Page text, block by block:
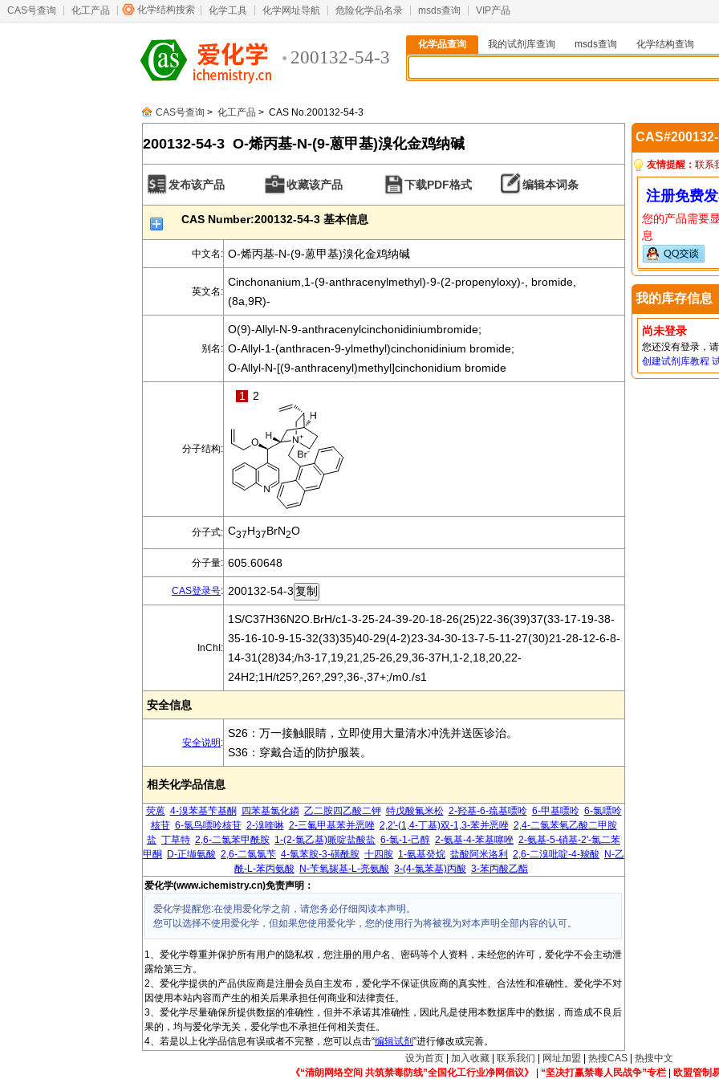
CAS号查询 化工产品 化学结构搜索 化学工具 化学网址导航 危险化学品名录 msds查询 VIP产品
200132-54-3
化学品查询 我的试剂库查询 msds查询
化学结构查询
CAS号查询 > 化工产品 > CAS No.200132-54-3
200132-54-3 O-烯丙基-N-(9-蒽甲基)溴化金鸡纳碱
发布该产品 收藏该产品 下载PDF格式 编辑本词条
CAS Number:200132-54-3 基本信息
中文名: O-烯丙基-N-(9-蒽甲基)溴化金鸡纳碱
英文名:
Cinchonanium,1-(9-anthracenylmethyl)-9-(2-propenyloxy)-, bromide,
(8a,9R)-
别名:
O(9)-Allyl-N-9-anthracenylcinchonidiniumbromide;
O-Allyl-1-(anthracen-9-ylmethyl)cinchonidinium bromide;
O-Allyl-N-[(9-anthracenyl)methyl]cinchonidium bromide
分子结构:
1 2
分子式: C37H37BrN2O
分子量: 605.60648
CAS登录号: 200132-54-3
InChI:
1S/C37H36N2O.BrH/c1-3-25-24-39-20-18-26(25)22-36(39)37(33-17-19-38-
35-16-10-9-15-32(33)35)40-29(4-2)23-34-30-13-7-5-11-27(30)21-28-12-6-8-
14-31(28)34;/h3-17,19,21,25-26,29,36-37H,1-2,18,20,22-
24H2;1H/t25?,26?,29?,36-,37+;/m0./s1
安全信息
安全说明 :
S26：万一接触眼睛，立即使用大量清水冲洗并送医诊治。
S36：穿戴合适的防护服装。
相关化学品信息
荧蒽 4-溴苯基苄基酮 四苯基氯化鏻 乙二胺四乙酸二钾 特戊酸氟米松 2-羟基-6-巯基嘌呤 6-甲基嘌呤 6-氯嘌呤
核苷 6-氯鸟嘌呤核苷 2-溴喹啉 2-三氟甲基苯并恶唑 2,2'-(1,4-丁基)双-1,3-苯并恶唑 2,4-二氯苯氧乙酸二甲胺
盐 丁草特 2,6-二氯苯甲酰胺 1-(2-氯乙基)哌啶盐酸盐 6-氯-1-己醇 2-氨基-4-苯基噻唑 2-氨基-5-硝基-2'-氯二苯
甲酮
D-正缬氨酸 2,6-二氯氯苄 4-氯苯胺-3-磺酰胺 十四胺 1-氨基癸烷 盐酸阿米洛利 2,6-二溴吡啶-4-羧酸
N-乙
酰-L-苯丙氨酸
N-苄氧羰基-L-亮氨酸 3-(4-氯苯基)丙酸 3-苯丙酸乙酯
爱化学(www.ichemistry.cn)免责声明：
爱化学提醒您:在使用爱化学之前，请您务必仔细阅读本声明。
您可以选择不使用爱化学，但如果您使用爱化学，您的使用行为将被视为对本声明全部内容的认可。
1、爱化学尊重并保护所有用户的隐私权，您注册的用户名、密码等个人资料，未经您的许可，爱化学不会主动泄
露给第三方。
2、爱化学提供的产品供应商是注册会员自主发布，爱化学不保证供应商的真实性、合法性和准确性。爱化学不对
因使用本站内容而产生的相关后果承担任何商业和法律责任。
3、爱化学尽量确保所提供数据的准确性，但并不承诺其准确性，因此凡是使用本数据库中的数据，而造成不良后
果的，均与爱化学无关，爱化学也不承担任何相关责任。
4、若是以上化学品信息有误或者不完整，您可以点击“编辑试剂 ”进行修改或完善。
友情提醒： 联系
注册免费
您的产品需要
息
我的库存信息
尚未登录
您还没有登录，
创建试剂库教程
设为首页 加入收藏 联系我们 网址加盟 热搜CAS
热搜中文
《“清朗网络空间 共筑禁毒防线”全国化工行业净网倡议》
“坚决打赢禁毒人民战争”专栏| 欧盟管制